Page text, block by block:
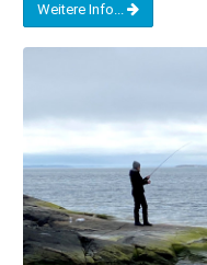
Weitere Info...